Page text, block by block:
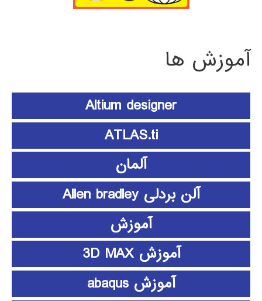
آموزش ها
Altium designer
ATLAS.ti
آلمان
آلن بردلی Allen bradley
آموزش
آموزش 3D MAX
آموزش abaqus